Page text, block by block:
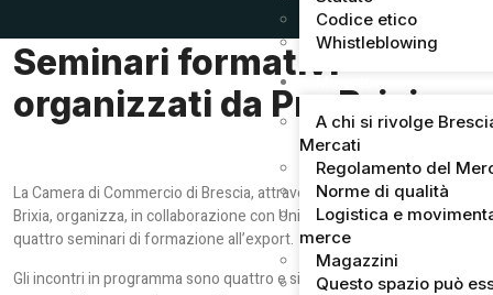
Codice etico
Whistleblowing
Mercato
A chi si rivolge
Mercati
Regolamento del
Norme di qualità
Logistica e
merce
Magazzini
Questo spazio può
Seminari formativi
organizzati da Pro Brixia
La Camera di Commercio di Brescia, attraverso l’azienda speciale Pro
Brixia, organizza, in collaborazione con Unioncamere Lombardia,
quattro seminari di formazione all’export.
Gli incontri in programma sono quattro e si svolgeranno nelle